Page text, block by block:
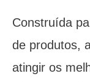
Construída
de produtos,
atingir os